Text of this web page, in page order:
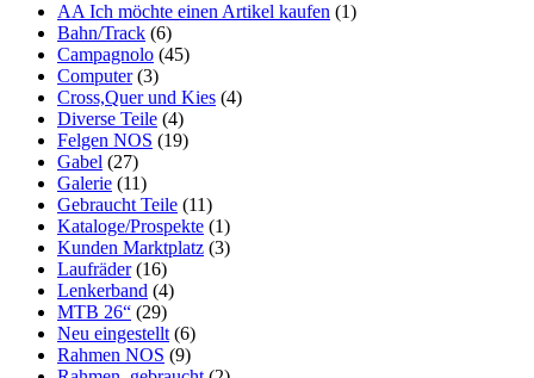
AA Ich möchte einen Artikel kaufen (1)
Bahn/Track (6)
Campagnolo (45)
Computer (3)
Cross,Quer und Kies (4)
Diverse Teile (4)
Felgen NOS (19)
Gabel (27)
Galerie (11)
Gebraucht Teile (11)
Kataloge/Prospekte (1)
Kunden Marktplatz (3)
Laufräder (16)
Lenkerband (4)
MTB 26“ (29)
Neu eingestellt (6)
Rahmen NOS (9)